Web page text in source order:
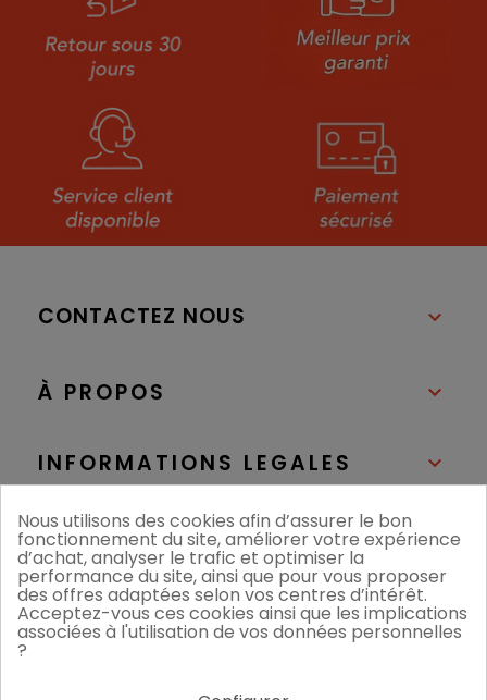
CONTACTEZ NOUS 
À PROPOS 
INFORMATIONS LEGALES 
NOS BOUTIQUES 
Nous utilisons des cookies afin d’assurer le bon
fonctionnement du site, améliorer votre expérience
d’achat, analyser le trafic et optimiser la
performance du site, ainsi que pour vous proposer
des offres adaptées selon vos centres d’intérêt.
Acceptez-vous ces cookies ainsi que les implications
associées à l'utilisation de vos données personnelles
?